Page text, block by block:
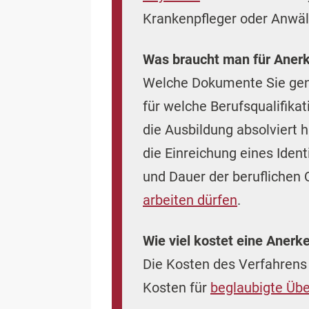
Krankenpfleger oder
Was braucht man für
Welche Dokumente Sie
für welche
die Ausbildung absolviert
die Einreichung eines
und Dauer der
arbeiten dürfen.
Wie viel kostet eine
Die Kosten des
Kosten für beglaubigte